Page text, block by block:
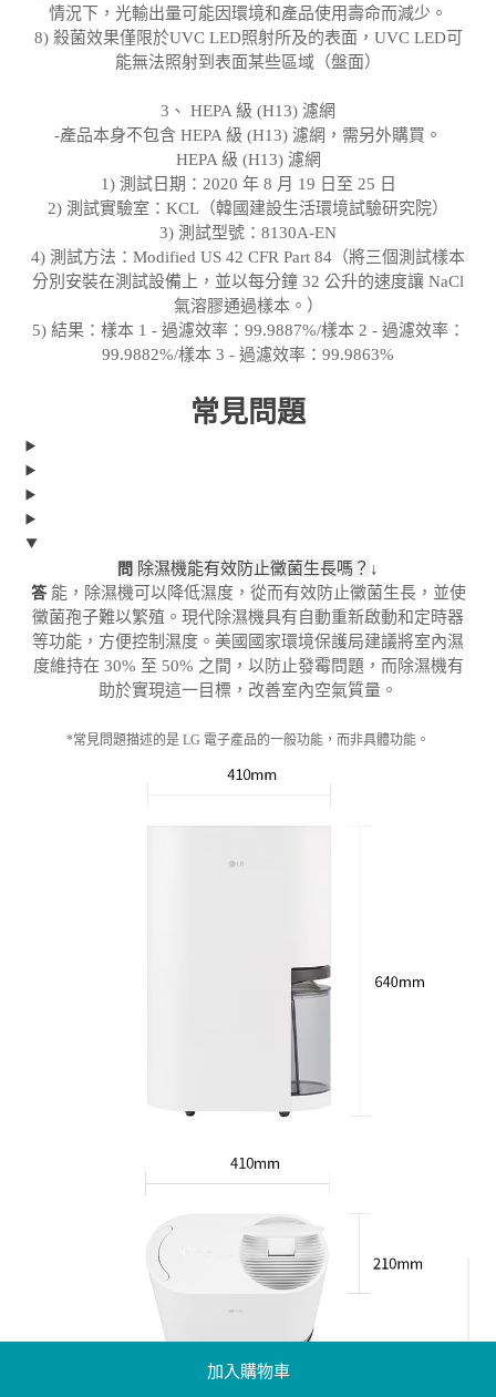
加入購物車
情況下，光輸出量可能因環境和產品使用壽命而減少。
8) 殺菌效果僅限於UVC LED照射所及的表面，UVC LED可
能無法照射到表面某些區域（盤面）
3、 HEPA 級 (H13) 濾網
-產品本身不包含 HEPA 級 (H13) 濾網，需另外購買。
HEPA 級 (H13) 濾網
1) 測試日期：2020 年 8 月 19 日至 25 日
2) 測試實驗室：KCL（韓國建設生活環境試驗研究院）
3) 測試型號：8130A-EN
4) 測試方法：Modified US 42 CFR Part 84（將三個測試樣本
分別安裝在測試設備上，並以每分鐘 32 公升的速度讓 NaCl
氣溶膠通過樣本。）
5) 結果：樣本 1 - 過濾效率：99.9887%/樣本 2 - 過濾效率：
99.9882%/樣本 3 - 過濾效率：99.9863%
常見問題
問 除濕機能有效防止黴菌生長嗎？ ↓
答 能，除濕機可以降低濕度，從而有效防止黴菌生長，並使
黴菌孢子難以繁殖。現代除濕機具有自動重新啟動和定時器
等功能，方便控制濕度。美國國家環境保護局建議將室內濕
度維持在 30% 至 50% 之間，以防止發霉問題，而除濕機有
助於實現這一目標，改善室內空氣質量。
*常見問題描述的是 LG 電子產品的一般功能，而非具體功能。